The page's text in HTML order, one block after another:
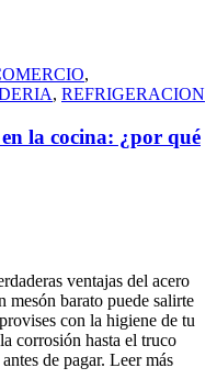
,
, REFRIGERACION
la cocina: ¿por qué
ventajas del acero
mesón barato puede salirte
con la higiene de tu
corrosión hasta el truco
de pagar. Leer más